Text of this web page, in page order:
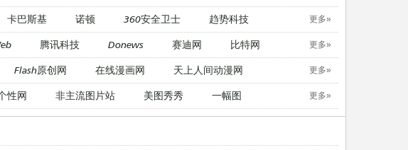
卡巴斯基 诺顿 360安全卫士 趋势科技 更多»
腾讯科技 Donews 赛迪网 比特网 更多»
Flash原创网 在线漫画网 天上人间动漫网 更多»
性网 非主流图片站 美图秀秀 一幅图 更多»